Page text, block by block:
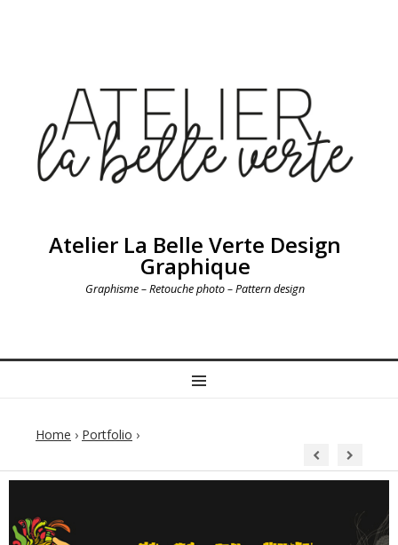
Atelier La Belle Verte Design
Graphique
Graphisme – Retouche photo – Pattern design
MENU
Home › Portfolio ›